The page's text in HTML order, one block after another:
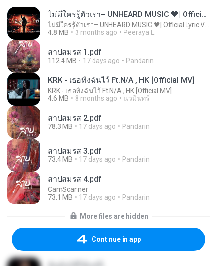
ไม่มีใครรู้ตัวเรา– UNHEARD MUSIC 🖤| Official Lyric Video | เพลงสู้ชีวิต
4.8 MB
3 months ago Peeraya L.
สาปสมรส 1.pdf
112.4 MB 17 days ago Pandarin
KRK - เธอทิ้งฉันไว้ Ft.N/A , HK [Official MV]
KRK - เธอทิ้งฉันไว้ Ft.N/A , HK [Official MV]
4.6 MB
8 months ago นวมินทร์
สาปสมรส 2.pdf
78.3 MB 17 days ago Pandarin
สาปสมรส 3.pdf
73.4 MB 17 days ago Pandarin
สาปสมรส 4.pdf
CamScanner
73.1 MB
17 days ago Pandarin
More files are hidden
Continue in app